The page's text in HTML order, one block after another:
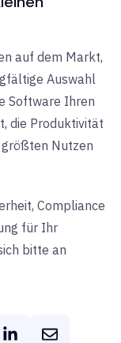
auf dem Markt,
Auswahl
Software Ihren
die Produktivität
Nutzen
Compliance
für Ihr
bitte an